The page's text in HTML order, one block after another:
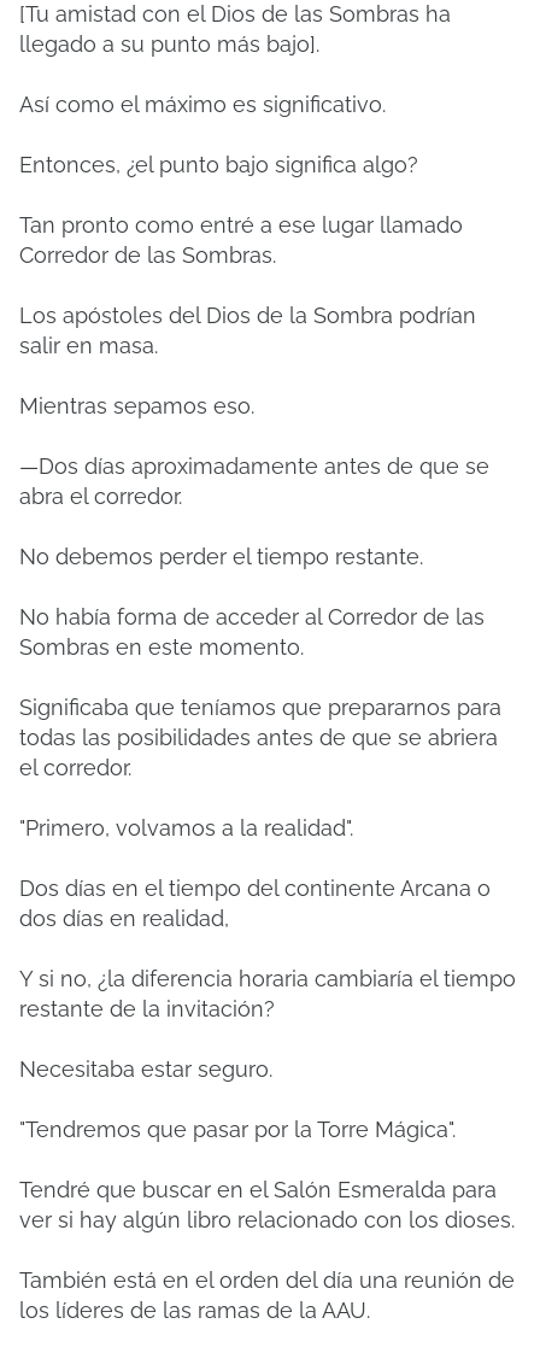
[Tu amistad con el Dios de las Sombras ha
llegado a su punto más bajo].
Así como el máximo es significativo.
Entonces, ¿el punto bajo significa algo?
Tan pronto como entré a ese lugar llamado
Corredor de las Sombras.
Los apóstoles del Dios de la Sombra podrían
salir en masa.
Mientras sepamos eso.
—Dos días aproximadamente antes de que se
abra el corredor.
No debemos perder el tiempo restante.
No había forma de acceder al Corredor de las
Sombras en este momento.
Significaba que teníamos que prepararnos para
todas las posibilidades antes de que se abriera
el corredor.
"Primero, volvamos a la realidad".
Dos días en el tiempo del continente Arcana o
dos días en realidad,
Y si no, ¿la diferencia horaria cambiaría el tiempo
restante de la invitación?
Necesitaba estar seguro.
"Tendremos que pasar por la Torre Mágica".
Tendré que buscar en el Salón Esmeralda para
ver si hay algún libro relacionado con los dioses.
También está en el orden del día una reunión de
los líderes de las ramas de la AAU.